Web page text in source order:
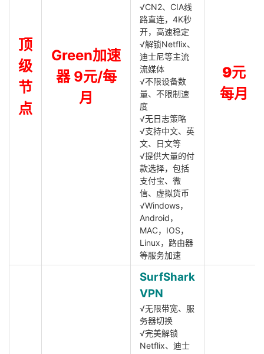
顶
级
节
点
Green加速
器 9元/每
月
√CN2、CIA线
路直连，4K秒
开，高速稳定
√解锁Netflix、
迪士尼等主流
流媒体
√不限设备数
量、不限制速
度
√无日志策略
√支持中文、英
文、日文等
√提供大量的付
款选择，包括
支付宝、微
信、虚拟货币
√Windows，
Android，
MAC，IOS，
Linux，路由器
等服务加速
9元
每月
SurfShark
VPN
√无限带宽、服
务器切换
√完美解锁
Netflix、迪士